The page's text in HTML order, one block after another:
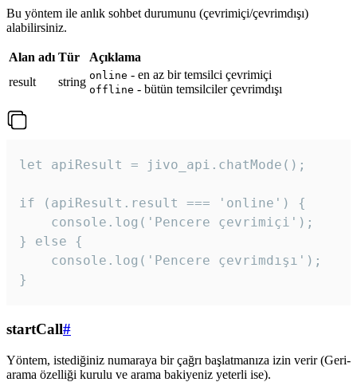
Bu yöntem ile anlık sohbet durumunu (çevrimiçi/çevrimdışı)
alabilirsiniz.
Alan adı Tür
Açıklama
result
string online - en az bir temsilci çevrimiçi
offline - bütün temsilciler çevrimdışı
let apiResult = jivo_api.chatMode();
if (apiResult.result === 'online') {
    console.log('Pencere çevrimiçi');
} else {
    console.log('Pencere çevrimdışı');
}
startCall#
Yöntem, istediğiniz numaraya bir çağrı başlatmanıza izin verir (Geri-
arama özelliği kurulu ve arama bakiyeniz yeterli ise).